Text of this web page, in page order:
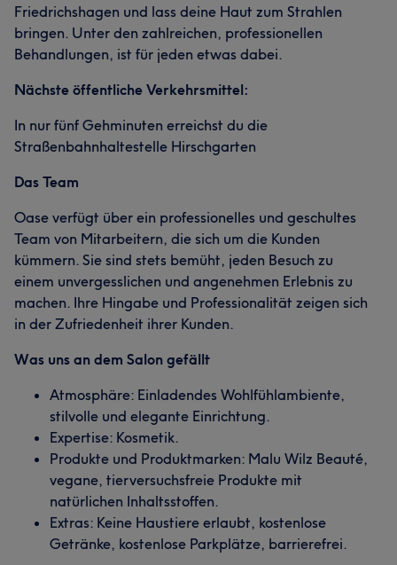
Friedrichshagen und lass deine Haut zum Strahlen
bringen. Unter den zahlreichen, professionellen
Behandlungen, ist für jeden etwas dabei.
Nächste öffentliche Verkehrsmittel:
In nur fünf Gehminuten erreichst du die
Straßenbahnhaltestelle Hirschgarten
Das Team
Oase verfügt über ein professionelles und geschultes
Team von Mitarbeitern, die sich um die Kunden
kümmern. Sie sind stets bemüht, jeden Besuch zu
einem unvergesslichen und angenehmen Erlebnis zu
machen. Ihre Hingabe und Professionalität zeigen sich
in der Zufriedenheit ihrer Kunden.
Was uns an dem Salon gefällt
Atmosphäre: Einladendes Wohlfühlambiente,
stilvolle und elegante Einrichtung.
Expertise: Kosmetik.
Produkte und Produktmarken: Malu Wilz Beauté,
vegane, tierversuchsfreie Produkte mit
natürlichen Inhaltsstoffen.
Extras: Keine Haustiere erlaubt, kostenlose
Getränke, kostenlose Parkplätze, barrierefrei.